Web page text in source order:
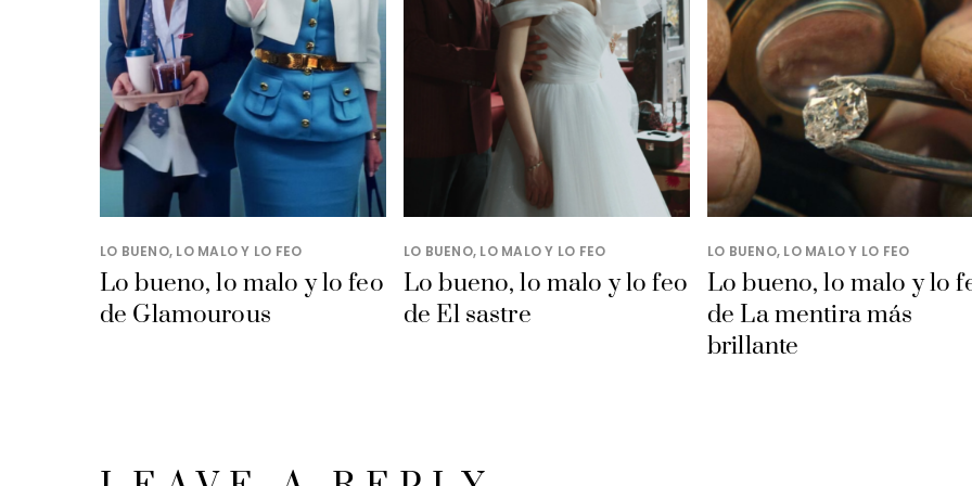
LO BUENO, LO MALO Y LO FEO
Lo bueno, lo malo y lo feo
de Glamourous
LO BUENO, LO MALO Y LO FEO
Lo bueno, lo malo y lo feo
de El sastre
LO BUENO, LO MALO Y LO FEO
Lo bueno, lo malo y lo
de La mentira más
brillante